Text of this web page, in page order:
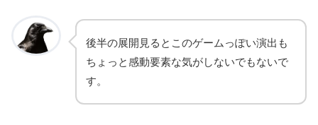
後半の展開見るとこのゲームっぽい演出も
ちょっと感動要素な気がしないでもないで
す。